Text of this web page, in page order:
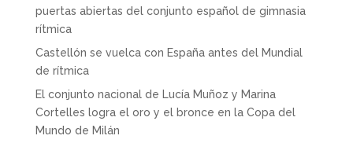
puertas abiertas del conjunto español de gimnasia
rítmica
Castellón se vuelca con España antes del Mundial
de rítmica
El conjunto nacional de Lucía Muñoz y Marina
Cortelles logra el oro y el bronce en la Copa del
Mundo de Milán